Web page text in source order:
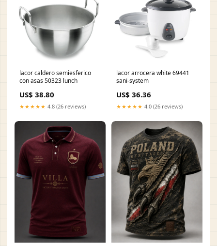
lacor caldero semiesferico
con asas 50323 lunch
US$ 38.80
★★★★★ 4.8 (26 reviews)
lacor arrocera white 69441
sani-system
US$ 36.36
★★★★★ 4.0 (26 reviews)